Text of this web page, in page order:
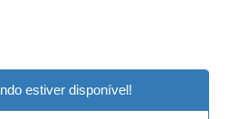
estiver disponível!